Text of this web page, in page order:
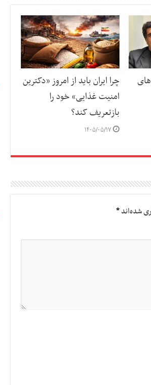
چرا ایران باید از امروز «دکترین
امنیت غذایی» خود را
بازتعریف کند؟
۱۴۰۵/۰۵/۱۷
شده‌اند*